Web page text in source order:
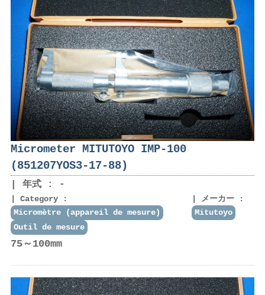
Micrometer MITUTOYO IMP-100
(851207YOS3-17-88)
年式 : -
Category :
Micromètre (appareil de mesure)
Outil de mesure
メーカー :
Mitutoyo
75～100mm